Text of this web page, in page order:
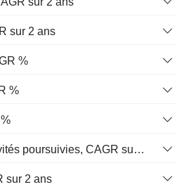
sur 2 ans
%
%
Bénéfices des activités poursuivies, CAGR sur 2 ans
sur 2 ans